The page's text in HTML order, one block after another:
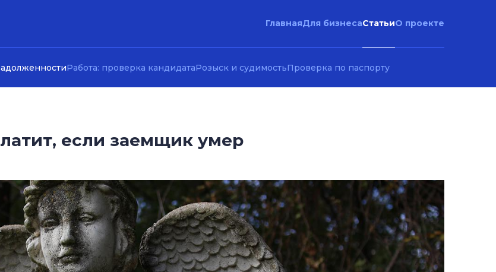
ГлавнаяДля бизнесаСтатьиО проекте
Работа: проверка кандидатаРозыск и судимостьПроверка по паспорту
если заемщик умер